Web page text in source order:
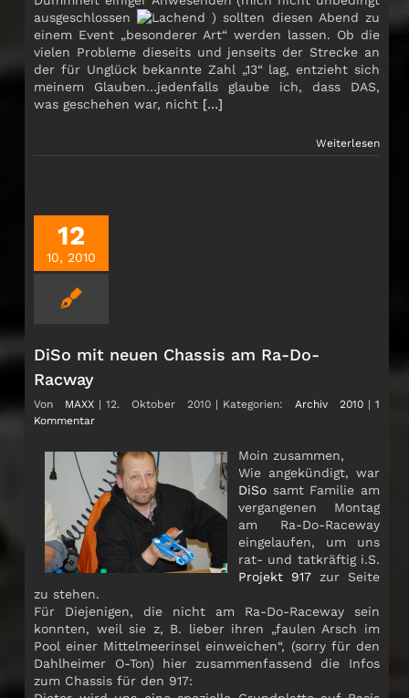
ausgeschlossen
) sollten diesen Abend zu
einem Event „besonderer Art“ werden lassen. Ob die
vielen Probleme dieseits und jenseits der Strecke an
der für Unglück bekannte Zahl „13“ lag, entzieht sich
meinem Glauben…jedenfalls glaube ich, dass DAS,
was geschehen war, nicht […]
Weiterlesen
12
10, 2010
DiSo mit neuen Chassis am Ra-Do-
Racway
Von MAXX | 12. Oktober 2010 | Kategorien: Archiv 2010 | 1
Kommentar
Moin zusammen,
Wie angekündigt, war
DiSo samt Familie am
vergangenen Montag
am Ra-Do-Raceway
eingelaufen, um uns
rat- und tatkräftig i.S.
Projekt 917 zur Seite
zu stehen.
Für Diejenigen, die nicht am Ra-Do-Raceway sein
konnten, weil sie z, B. lieber ihren „faulen Arsch im
Pool einer Mittelmeerinsel einweichen“, (sorry für den
Dahlheimer O-Ton) hier zusammenfassend die Infos
zum Chassis für den 917: